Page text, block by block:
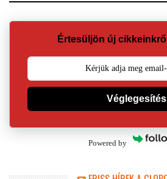
Értesüljön új
Véglegesítés
Powered by